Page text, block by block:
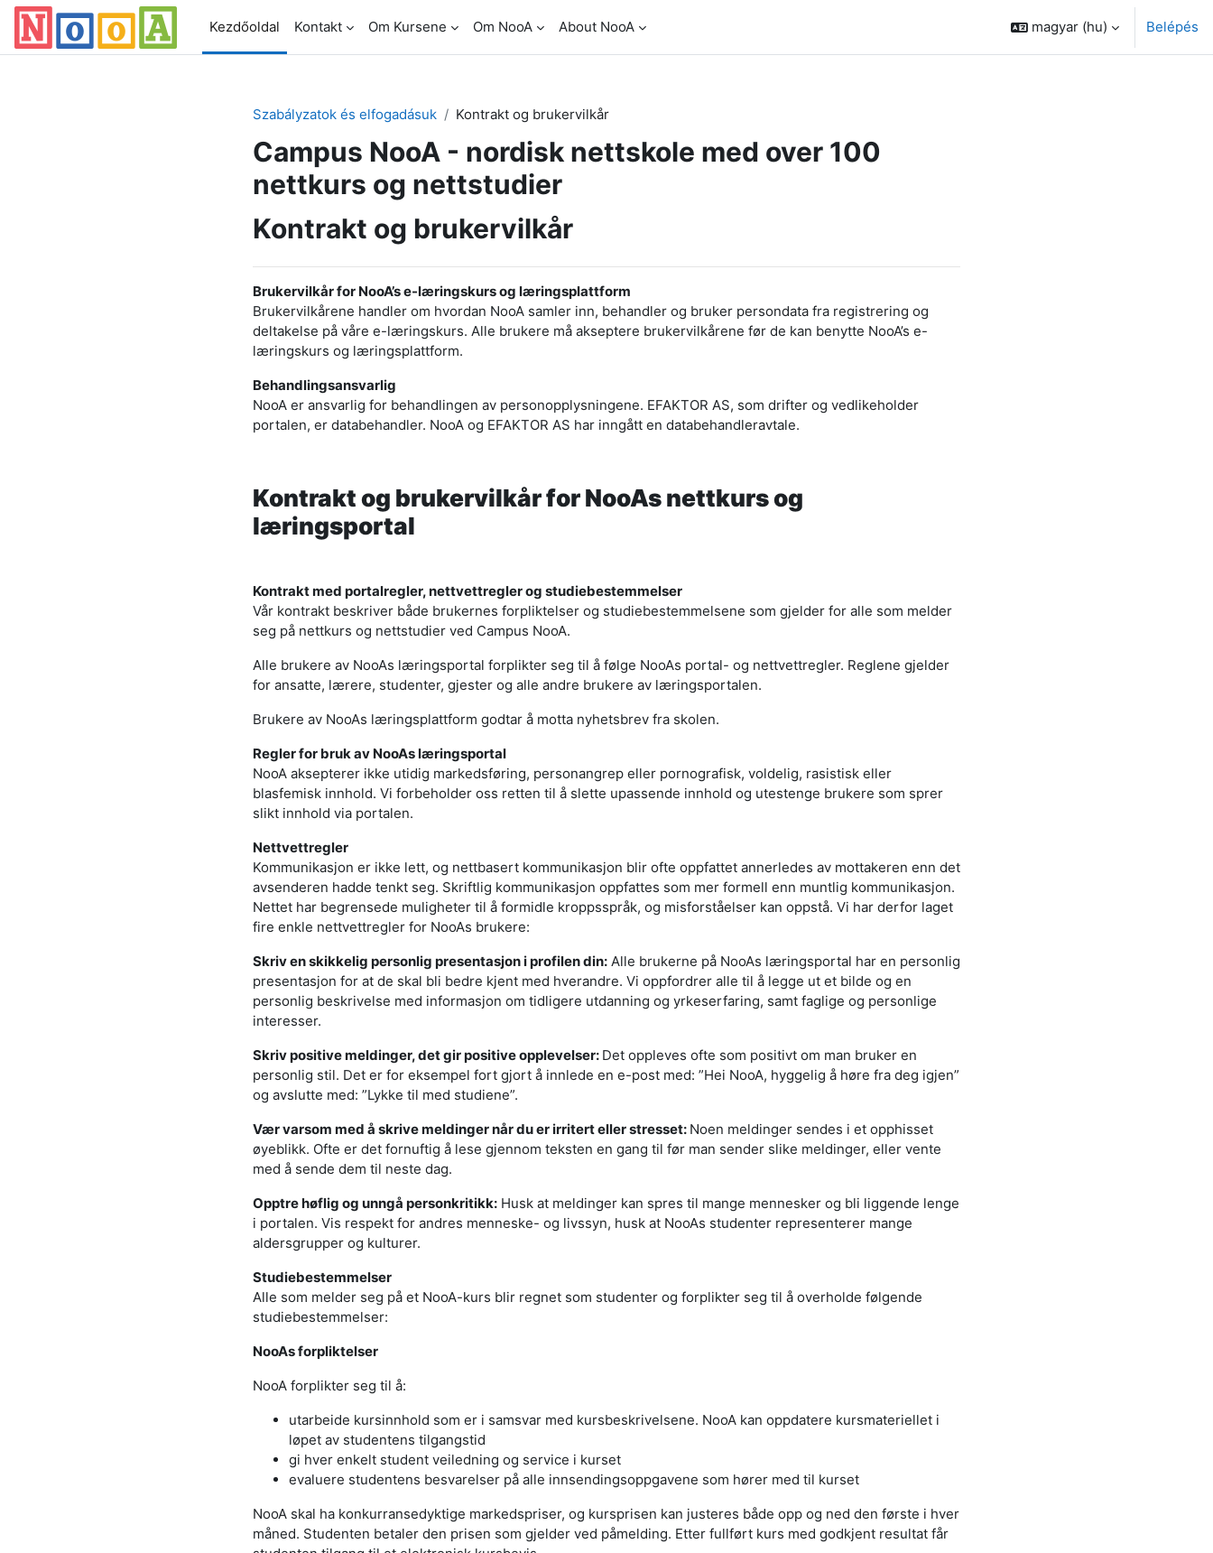
Tovább a fő tartalomhoz
Kezdőoldal
Kontakt Om Kursene Om NooA About NooA magyar ‎(hu)‎ Belépés
Szabályzatok és elfogadásuk Kontrakt og brukervilkår
Campus NooA - nordisk nettskole med over 100
nettkurs og nettstudier
Kontrakt og brukervilkår
Brukervilkår for NooA’s e-læringskurs og læringsplattform
Brukervilkårene handler om hvordan NooA samler inn, behandler og bruker persondata fra registrering og
deltakelse på våre e-læringskurs. Alle brukere må akseptere brukervilkårene før de kan benytte NooA’s e-
læringskurs og læringsplattform.
Behandlingsansvarlig
NooA er ansvarlig for behandlingen av personopplysningene. EFAKTOR AS, som drifter og vedlikeholder
portalen, er databehandler. NooA og EFAKTOR AS har inngått en databehandleravtale.
Kontrakt og brukervilkår for NooAs nettkurs og
læringsportal
Kontrakt med portalregler, nettvettregler og studiebestemmelser
Vår kontrakt beskriver både brukernes forpliktelser og studiebestemmelsene som gjelder for alle som melder
seg på nettkurs og nettstudier ved Campus NooA.
Alle brukere av NooAs læringsportal forplikter seg til å følge NooAs portal- og nettvettregler. Reglene gjelder
for ansatte, lærere, studenter, gjester og alle andre brukere av læringsportalen.
Brukere av NooAs læringsplattform godtar å motta nyhetsbrev fra skolen.
Regler for bruk av NooAs læringsportal
NooA aksepterer ikke utidig markedsføring, personangrep eller pornografisk, voldelig, rasistisk eller
blasfemisk innhold. Vi forbeholder oss retten til å slette upassende innhold og utestenge brukere som sprer
slikt innhold via portalen.
Nettvettregler
Kommunikasjon er ikke lett, og nettbasert kommunikasjon blir ofte oppfattet annerledes av mottakeren enn det
avsenderen hadde tenkt seg. Skriftlig kommunikasjon oppfattes som mer formell enn muntlig kommunikasjon.
Nettet har begrensede muligheter til å formidle kroppsspråk, og misforståelser kan oppstå. Vi har derfor laget
fire enkle nettvettregler for NooAs brukere:
Skriv en skikkelig personlig presentasjon i profilen din: Alle brukerne på NooAs læringsportal har en personlig
presentasjon for at de skal bli bedre kjent med hverandre. Vi oppfordrer alle til å legge ut et bilde og en
personlig beskrivelse med informasjon om tidligere utdanning og yrkeserfaring, samt faglige og personlige
interesser.
Skriv positive meldinger, det gir positive opplevelser: Det oppleves ofte som positivt om man bruker en
personlig stil. Det er for eksempel fort gjort å innlede en e-post med: ”Hei NooA, hyggelig å høre fra deg igjen”
og avslutte med: ”Lykke til med studiene”.
Vær varsom med å skrive meldinger når du er irritert eller stresset: Noen meldinger sendes i et opphisset
øyeblikk. Ofte er det fornuftig å lese gjennom teksten en gang til før man sender slike meldinger, eller vente
med å sende dem til neste dag.
Opptre høflig og unngå personkritikk: Husk at meldinger kan spres til mange mennesker og bli liggende lenge
i portalen. Vis respekt for andres menneske- og livssyn, husk at NooAs studenter representerer mange
aldersgrupper og kulturer.
Studiebestemmelser
Alle som melder seg på et NooA-kurs blir regnet som studenter og forplikter seg til å overholde følgende
studiebestemmelser:
NooAs forpliktelser
NooA forplikter seg til å:
utarbeide kursinnhold som er i samsvar med kursbeskrivelsene. NooA kan oppdatere kursmateriellet i
løpet av studentens tilgangstid
gi hver enkelt student veiledning og service i kurset
evaluere studentens besvarelser på alle innsendingsoppgavene som hører med til kurset
NooA skal ha konkurransedyktige markedspriser, og kursprisen kan justeres både opp og ned den første i hver
måned. Studenten betaler den prisen som gjelder ved påmelding. Etter fullført kurs med godkjent resultat får